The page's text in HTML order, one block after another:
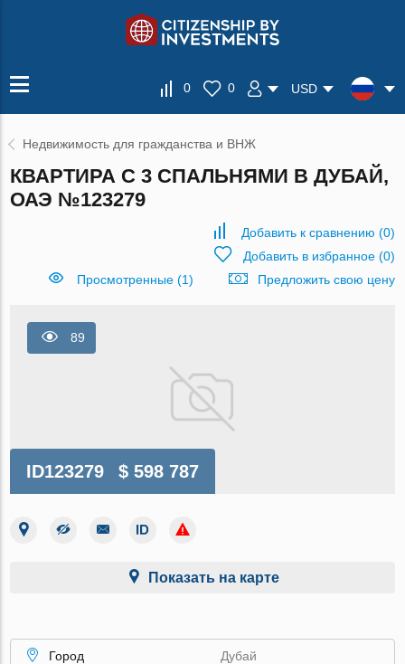
0 0 USD
Недвижимость для гражданства и ВНЖ
КВАРТИРА С 3 СПАЛЬНЯМИ В ДУБАЙ,
ОАЭ №123279
Добавить к сравнению (0)
Добавить в избранное(0)
Просмотренные (1)
Предложить свою цену
89
ID123279 $ 598 787
Показать на карте
Город
Дубай